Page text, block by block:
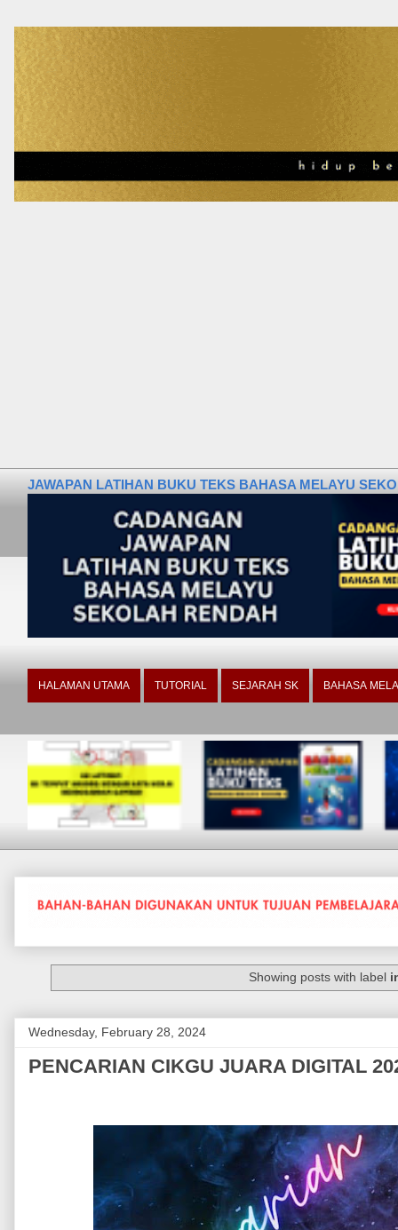
JAWAPAN LATIHAN BUKU TEKS BAHASA MELAYU
HALAMAN UTAMA TUTORIAL SEJARAH SK BAHASA
Showing posts with label
Wednesday, February 28, 2024
PENCARIAN CIKGU JUARA DIGITAL